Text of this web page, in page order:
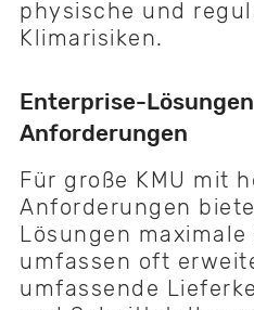
physische und
Klimarisiken.
Enterprise-
Anforderungen
Für große KMU mit
Anforderungen
Lösungen
umfassen oft
umfassende